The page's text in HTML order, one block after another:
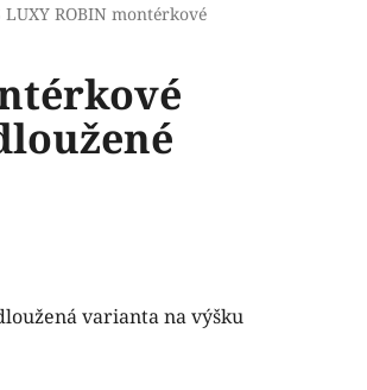
LUXY ROBIN montérkové
varianta na výšku